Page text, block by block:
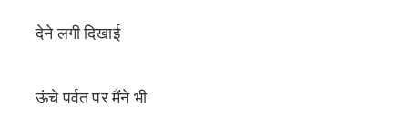
देने लगी दिखाई
ऊंचे पर्वत पर मैंने भी